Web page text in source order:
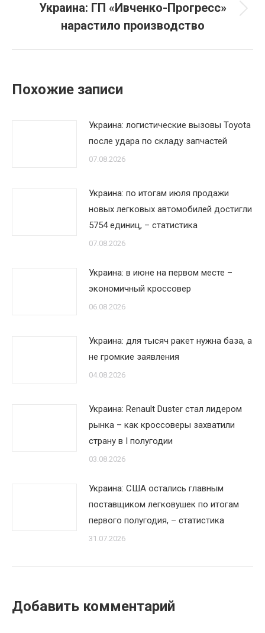
Следующая
запись:
Украина: ГП «Ивченко-Прогресс»
нарастило производство
Похожие записи
Украина: логистические вызовы Toyota
после удара по складу запчастей
07.08.2026
Украина: по итогам июля продажи
новых легковых автомобилей достигли
5754 единиц, – статистика
07.08.2026
Украина: в июне на первом месте –
экономичный кроссовер
06.08.2026
Украина: для тысяч ракет нужна база, а
не громкие заявления
04.08.2026
Украина: Renault Duster стал лидером
рынка – как кроссоверы захватили
страну в I полугодии
03.08.2026
Украина: США остались главным
поставщиком легковушек по итогам
первого полугодия, – статистика
31.07.2026
Добавить комментарий